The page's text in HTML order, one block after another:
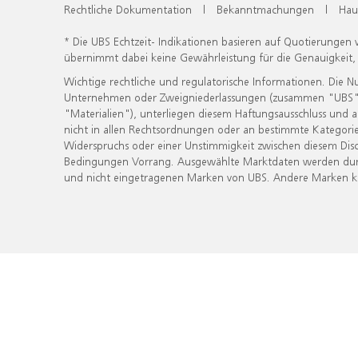
Rechtliche Dokumentation | Bekanntmachungen |
* Die UBS Echtzeit- Indikationen basieren auf
übernimmt dabei keine Gewährleistung für die
Wichtige rechtliche und regulatorische Informationen. Die
Unternehmen oder Zweigniederlassungen (zusammen
"Materialien"), unterliegen diesem Haftungsausschluss
nicht in allen Rechtsordnungen oder an bestimmte
Widerspruchs oder einer Unstimmigkeit zwischen diesem
Bedingungen Vorrang. Ausgewählte Marktdaten werden
und nicht eingetragenen Marken von UBS. Andere Marken